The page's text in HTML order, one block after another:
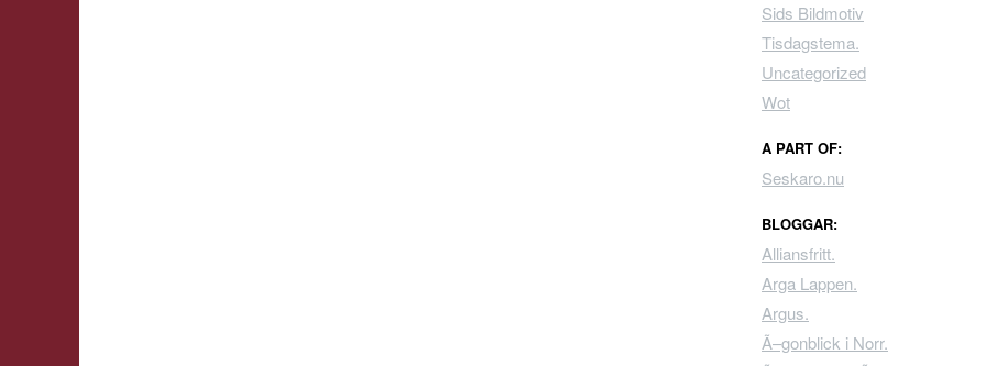
Sids Bildmotiv
Tisdagstema.
Uncategorized
Wot
A PART OF:
Seskaro.nu
BLOGGAR:
Alliansfritt.
Arga Lappen.
Argus.
Ã–gonblick i Norr.